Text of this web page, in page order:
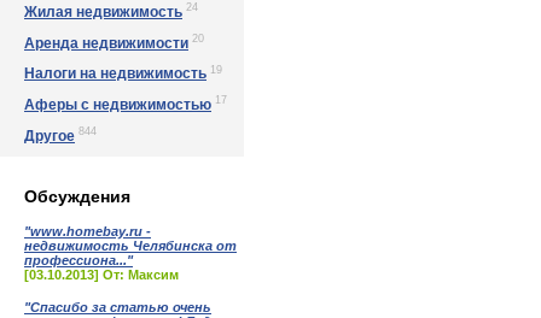
Жилая недвижимость 24
Аренда недвижимости 20
Налоги на недвижимость 19
Аферы с недвижимостью 17
Другое 844
Обсуждения
"www.homebay.ru -
недвижимость Челябинска от
профессиона..."
[03.10.2013] От: Максим
"Спасибо за статью очень